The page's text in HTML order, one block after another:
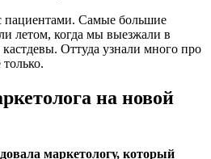
пациентами. Самые большие
летом, когда мы выезжали в
Оттуда узнали много про
на новой
маркетологу, который